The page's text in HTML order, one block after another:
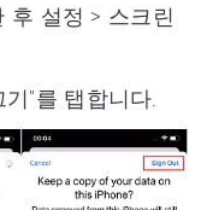
후 설정 > 스크린
"를 탭합니다.